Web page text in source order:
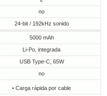
no
24-bit / 192kHz sonido
5000 mAh
Li-Po, integrada
USB Type-C, 65W
no
• Carga rápida por cable